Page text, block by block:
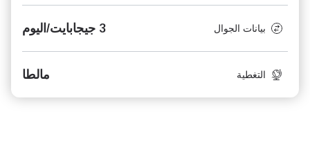
بيانات الجوال 3 جيجابايت/اليوم
التغطية مالطا